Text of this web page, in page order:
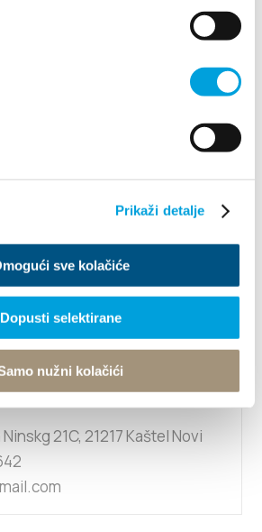
Prikaži detalje
sve kolačiće
Dopusti selektirane
nužni kolačići
Tuđmana 663, 21217 Kaštel
19, 21217 Kaštel Stari
21C, 21217 Kaštel Novi